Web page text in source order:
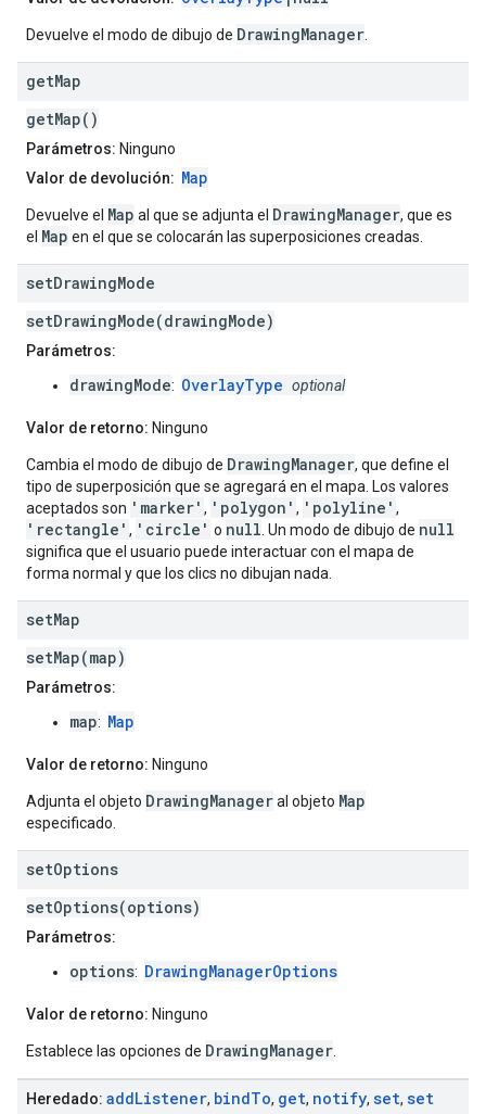
Devuelve el modo de dibujo de DrawingManager
getMap
getMap()
Parámetros: Ninguno
Valor de devolución: Map
Devuelve el Map al que se adjunta el DrawingManager, que es
el Map en el que se colocarán las superposiciones creadas.
setDrawingMode
setDrawingMode(drawingMode)
Parámetros:
drawingMode: OverlayType optional
Valor de retorno: Ninguno
Cambia el modo de dibujo de DrawingManager, que define el
tipo de superposición que se agregará en el mapa. Los valores
aceptados son 'marker' , 'polygon' , 'polyline' ,
'rectangle' , 'circle' o null . Un modo de dibujo de null
significa que el usuario puede interactuar con el mapa de
forma normal y que los clics no dibujan nada.
setMap
setMap(map)
Parámetros:
map: Map
Valor de retorno: Ninguno
Adjunta el objeto DrawingManageral objeto Map
especificado.
setOptions
setOptions(options)
Parámetros:
options: DrawingManagerOptions
Valor de retorno: Ninguno
Establece las opciones de DrawingManager
Heredado: addListener, bindTo, get, notify, set, set